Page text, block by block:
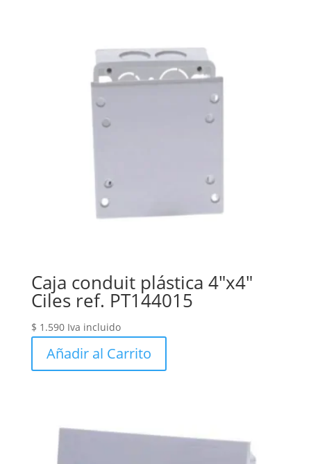
Caja conduit plástica 4″x4″
Ciles ref. PT144015
$ 1.590 Iva incluido
Añadir al Carrito